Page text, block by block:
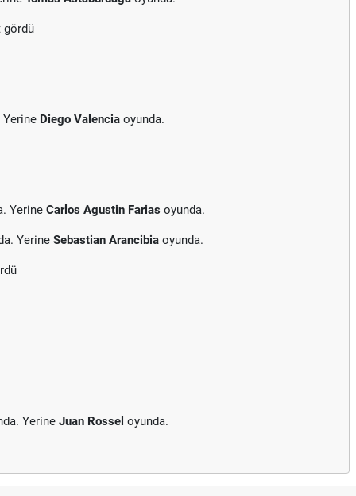
gördü
Yerine Diego Valencia oyunda.
Yerine Carlos Agustin Farias oyunda.
Yerine Sebastian Arancibia oyunda.
Yerine Juan Rossel oyunda.